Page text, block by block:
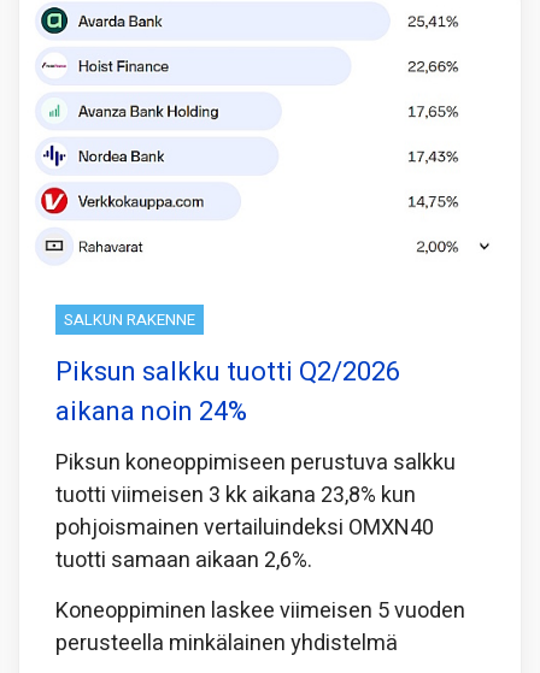
SALKUN RAKENNE
Piksun salkku tuotti Q2/2026
aikana noin 24%
Piksun koneoppimiseen perustuva salkku
tuotti viimeisen 3 kk aikana 23,8% kun
pohjoismainen vertailuindeksi OMXN40
tuotti samaan aikaan 2,6%.
Koneoppiminen laskee viimeisen 5 vuoden
perusteella minkälainen yhdistelmä